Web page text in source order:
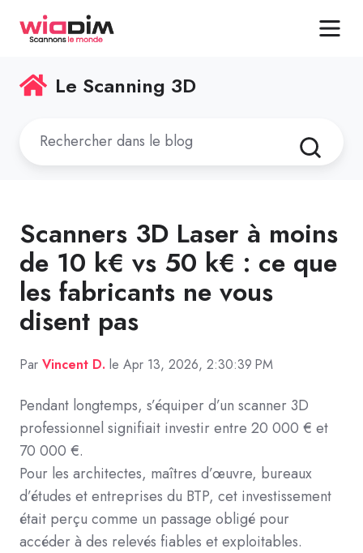
Le Scanning 3D
Scanners 3D Laser à moins
de 10 k€ vs 50 k€ : ce que
les fabricants ne vous
disent pas
Par Vincent D. le Apr 13, 2026, 2:30:39 PM
Pendant longtemps, s’équiper d’un scanner 3D
professionnel signifiait investir entre 20 000 € et
70 000 €.
Pour les architectes, maîtres d’œuvre, bureaux
d’études et entreprises du BTP, cet investissement
était perçu comme un passage obligé pour
accéder à des relevés fiables et exploitables.